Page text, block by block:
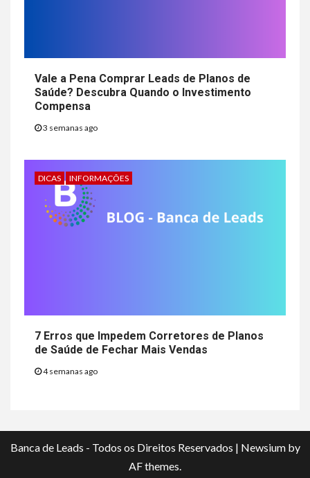
Vale a Pena Comprar Leads de Planos de
Saúde? Descubra Quando o Investimento
Compensa
3 semanas ago
DICAS INFORMAÇÕES
7 Erros que Impedem Corretores de Planos
de Saúde de Fechar Mais Vendas
4 semanas ago
Banca de Leads - Todos os Direitos Reservados | Newsiumby
AF themes.